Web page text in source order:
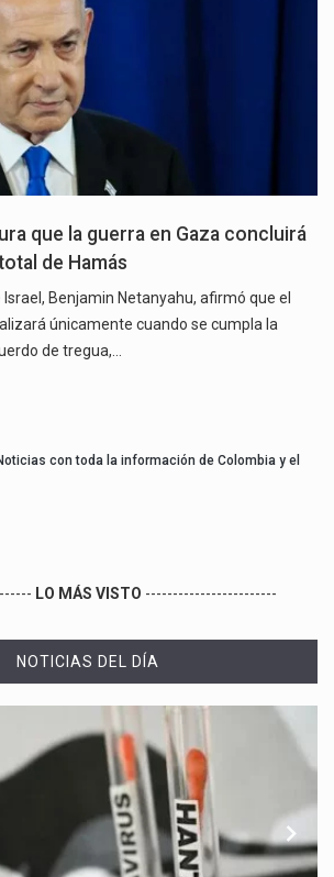
que la guerra en Gaza concluirá
de Hamás
Benjamin Netanyahu, afirmó que el
únicamente cuando se cumpla la
de tregua,…
con toda la información de Colombia y el
LO MÁS VISTO ------------------------
NOTICIAS DEL DÍA